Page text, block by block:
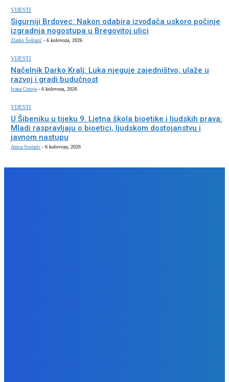
VIJESTI
Sigurniji Brdovec: Nakon odabira izvođača uskoro počinje
izgradnja nogostupa u Bregovitoj ulici
Zlatko Šoštarić - 6 kolovoza, 2026
VIJESTI
Načelnik Darko Kralj: Luka njeguje zajedništvo, ulaže u
razvoj i gradi budućnost
Ivana Crnoja - 6 kolovoza, 2026
VIJESTI
U Šibeniku u tijeku 9. Ljetna škola bioetike i ljudskih prava:
Mladi raspravljaju o bioetici, ljudskom dostojanstvu i
javnom nastupu
Anica Sostaric - 6 kolovoza, 2026